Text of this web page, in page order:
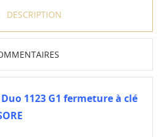
DESCRIPTION
1123 G1 fermeture à clé